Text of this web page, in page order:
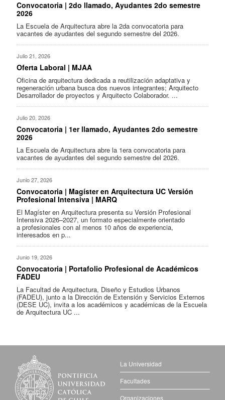
Convocatoria | 2do llamado, Ayudantes 2do semestre
2026
La Escuela de Arquitectura abre la 2da convocatoria para
vacantes de ayudantes del segundo semestre del 2026.
Julio 21, 2026
Oferta Laboral | MJAA
Oficina de arquitectura dedicada a reutilización adaptativa y
regeneración urbana busca dos nuevos integrantes; Arquitecto
Desarrollador de proyectos y Arquitecto Colaborador. ...
Julio 20, 2026
Convocatoria | 1er llamado, Ayudantes 2do semestre
2026
La Escuela de Arquitectura abre la 1era convocatoria para
vacantes de ayudantes del segundo semestre del 2026.
Junio 27, 2026
Convocatoria | Magíster en Arquitectura UC Versión
Profesional Intensiva | MARQ
El Magíster en Arquitectura presenta su Versión Profesional
Intensiva 2026–2027, un formato especialmente orientado
a profesionales con al menos 10 años de experiencia,
interesados en p...
Junio 19, 2026
Convocatoria | Portafolio Profesional de Académicos
FADEU
La Facultad de Arquitectura, Diseño y Estudios Urbanos
(FADEU), junto a la Dirección de Extensión y Servicios Externos
(DESE UC), invita a los académicos y académicas de la Escuela
de Arquitectura UC ...
La Universidad
Facultades
Organizaciones